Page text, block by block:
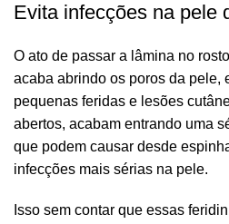
Evita infecções na pele
O ato de passar a lâmina no
acaba abrindo os poros da pele,
pequenas feridas e lesões
abertos, acabam entrando uma
que podem causar desde
infecções mais sérias na pele.
Isso sem contar que essas
R$314,60R$267,41